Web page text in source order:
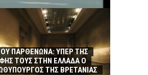
ΠΑΡΘΕΝΩΝΑ: ΥΠΕΡ ΤΗΣ
ΤΟΥΣ ΣΤΗΝ ΕΛΛΑΔΑ Ο
ΤΗΣ ΒΡΕΤΑΝΙΑΣ